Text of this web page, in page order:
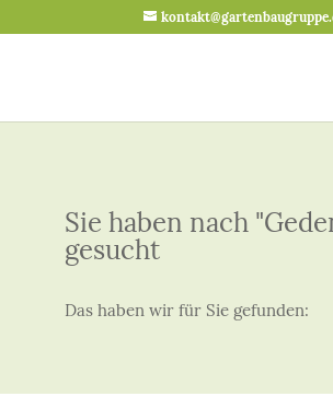
Sie haben nach
gesucht
Das haben wir für Sie gefunden: